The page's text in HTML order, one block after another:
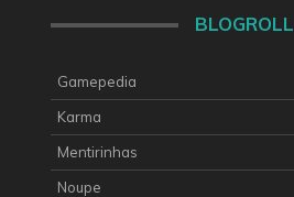
BLOGROLL
Gamepedia
Karma
Mentirinhas
Noupe